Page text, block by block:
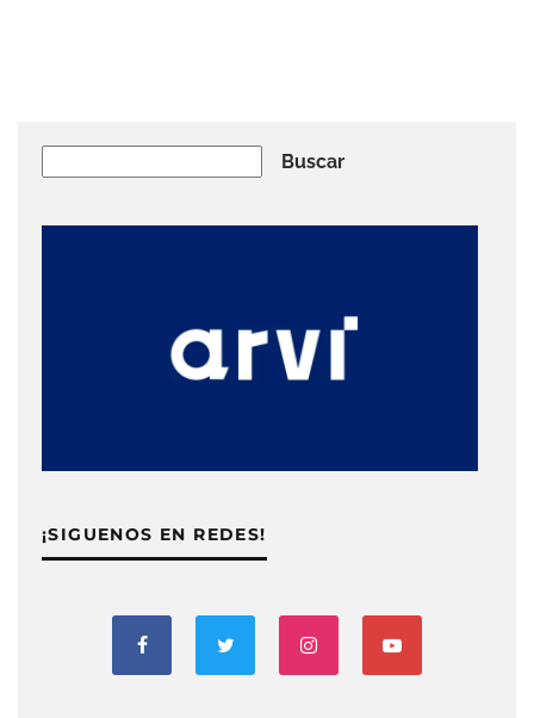
Buscar
¡SIGUENOS EN REDES!